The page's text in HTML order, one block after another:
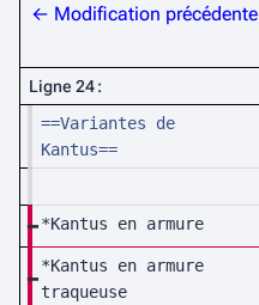
A
c
u
r
é
s
m
← Modification précédente
Ligne 24 :
==Variantes de
Kantus==
*Kantus en armure
*Kantus en armure
traqueuse